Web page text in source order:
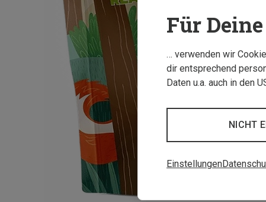
Für
… verwenden wir
dir entsprechend
Daten u.a. auch in den
NICHT
Einstellungen